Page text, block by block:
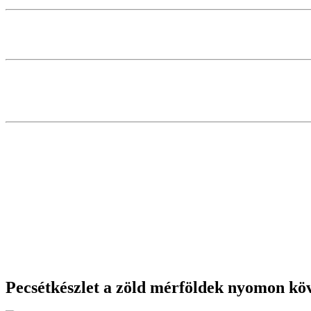
Pecsétkészlet a zöld mérföldek nyomon